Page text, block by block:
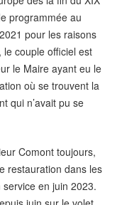
programmée au
pour les raisons
le couple officiel est
le Maire ayant eu le
où se trouvent la
qui n’avait pu se
Comont toujours,
restauration dans les
en juin 2023.